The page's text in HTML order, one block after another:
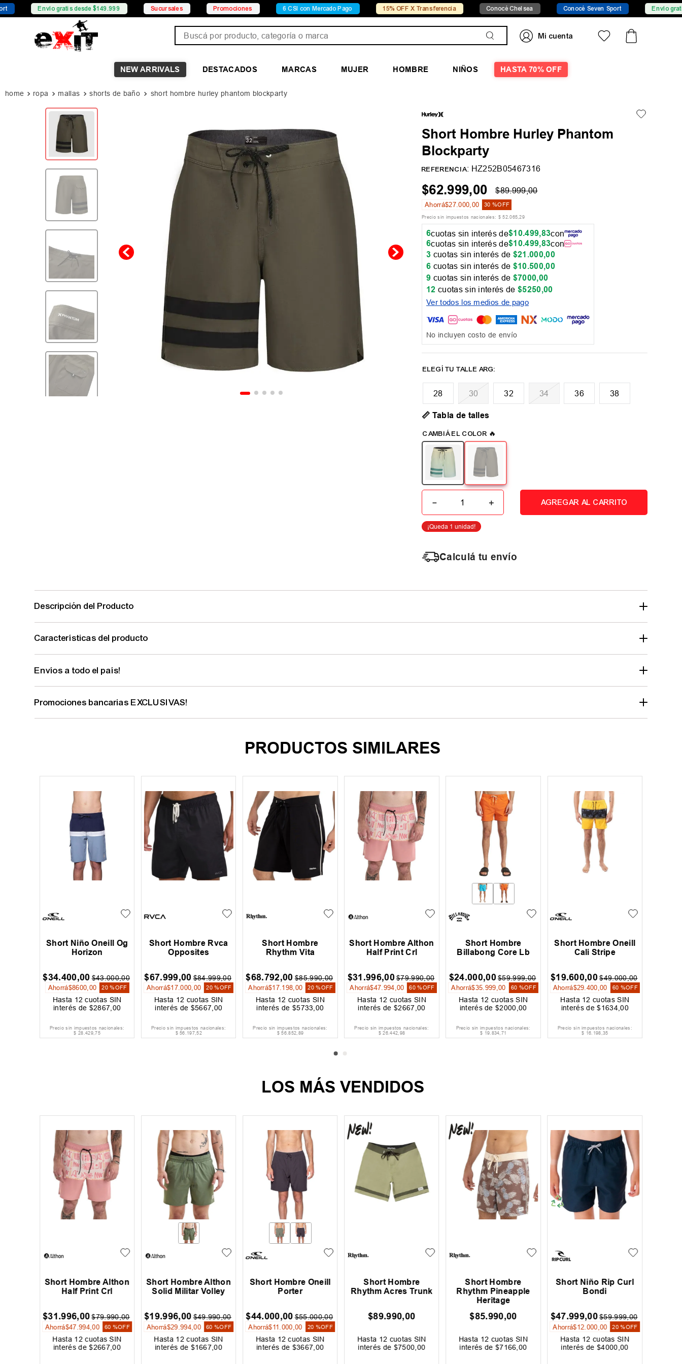
Envío gratis desde $149.999 Sucursales Promociones 6 CSI con Mercado Pago 15% OFF X Transferencia Conocé Chelsea Conocé Seven Sport Envío gratis desde
NEW ARRIVALS DESTACADOS MARCAS MUJER HOMBRE NIÑOS HASTA 70% OFF
ropa mallas shorts de baño short hombre hurley phantom blockparty
Short Hombre Hurley Phantom
Blockparty
REFERENCIA: HZ252B05467316
$62.999,00 $89.999,00
Ahorrá$27.000,00 30 %OFF
Precio sin impuestos nacionales: $ 52.065,29
6cuotas sin interés de$10.499,83con
6cuotas sin interés de$10.499,83con
3 cuotas sin interés de $21 .000,00
6 cuotas sin interés de $10.500,00
9 cuotas sin interés de $7000,00
12 cuotas sin interés de$5250,00
Ver todos los medios de pago
No incluyen costo de envío
28 30 32 34 36 38
📏 Tabla de talles
＋
－ AGREGAR AL CARRITO
Calculá tu envío
Descripción del Producto
Características del producto
Envíos a todo el país!
Promociones bancarias EXCLUSIVAS!
PRODUCTOS SIMILARES
Short Niño Oneill Og
Horizon
$34.400,00 $43.000,00
Ahorrá$8600 00 20 %OFF
Hasta 12 cuotas SIN
interés de $2867 00
Precio sin impuestos nacionales:
$ 28.429,75
Short Hombre Rvca
Opposites
$67.999,00 $84.999,00
Ahorrá$17.000 00 20 %OFF
Hasta 12 cuotas SIN
interés de $5667 00
Precio sin impuestos nacionales:
$ 56.197,52
Short Hombre
Rhythm Vita
$68.792,00 $85.990,00
Ahorrá$17 198 00 20 %OFF
Hasta 12 cuotas SIN
interés de $5733 00
Precio sin impuestos nacionales:
$ 56.852,89
Short Hombre Althon
Half Print Crl
$31 .996,00 $79.990,00
Ahorrá$47 994 00 60 %OFF
Hasta 12 cuotas SIN
interés de $2667 00
Precio sin impuestos nacionales:
$ 26.442,98
Short Hombre
Billabong Core Lb
$24.000,00$59.999,00
Ahorrá$35 999 00 60 %OFF
Hasta 12 cuotas SIN
interés de$2000 00
Precio sin impuestos nacionales:
$ 19.834,71
Short Hombre Oneill
Cali Stripe
$19.600,00 $49.000,00
Ahorrá$29 400 ,00 60 %OFF
Hasta 12 cuotas SIN
interés de$1634,00
Precio sin impuestos nacionales:
$ 16. 198,35
LOS MÁS VENDIDOS
Short Hombre Althon
Half Print Crl
$31.996,00 $79.990,00
Ahorrá$47.994,00 60 %OFF
Hasta 12 cuotas SIN
interés de$2667 ,00
Short Hombre Althon
Solid Militar Volley
$19.996,00 $49.990,00
Ahorrá$29.994,00 60 %OFF
Hasta 12 cuotas SIN
interés de $1667 ,00
Short Hombre Oneill
Porter
$44.000,00 $55.000,00
Ahorrá$11 000,00 20 %OFF
Hasta 12 cuotas SIN
interés de $3667 00
Short Hombre
Rhythm Acres Trunk
$89.990,00
Hasta 12 cuotas SIN
interés de $7500 00
Short Hombre
Rhythm Pineapple
Heritage
$85.990,00
Hasta 12 cuotas SIN
interés de$7166 00
Short Niño Rip Curl
Bondi
$47.999,00$59.999,00
Ahorrá$12 000, 00 20 %OFF
Hasta 12 cuotas SIN
interés de$4000 ,00